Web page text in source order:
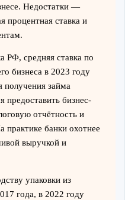
Недостатки —
процентная ставка и
РФ, средняя ставка по
бизнеса в 2023 году
получения займа
предоставить бизнес-
отчётность и
практике банки охотнее
выручкой и
упаковки из
года, в 2022 году